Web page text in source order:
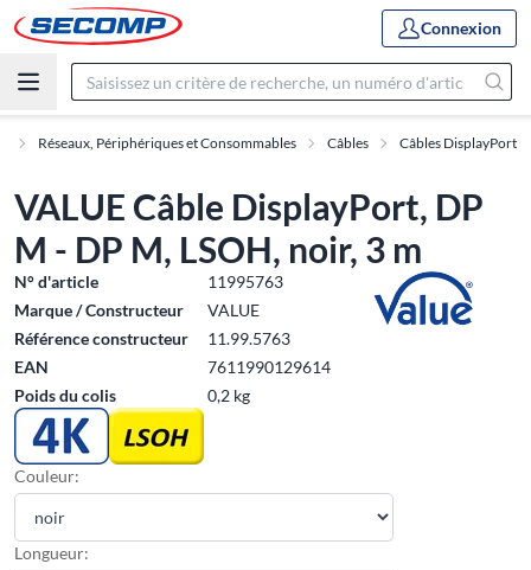
Connexion
Réseaux, Périphériques et Consommables Câbles Câbles DisplayPort
VALUE Câble DisplayPort, DP
M - DP M, LSOH, noir, 3 m
N° d'article
11995763
Marque / Constructeur
VALUE
Référence constructeur
11.99.5763
EAN
7611990129614
Poids du colis
0,2 kg
Couleur:
Longueur: